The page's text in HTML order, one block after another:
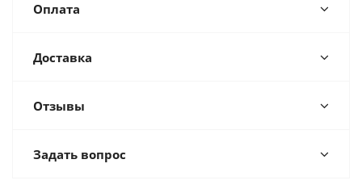
Оплата
Доставка
Отзывы
Задать вопрос